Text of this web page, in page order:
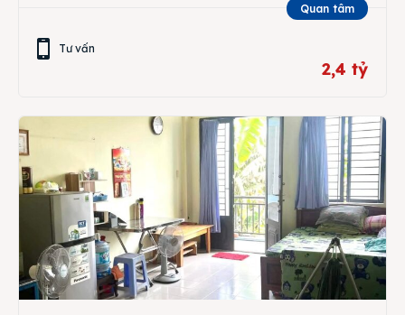
Quan tâm
Tư vấn
2,4 tỷ